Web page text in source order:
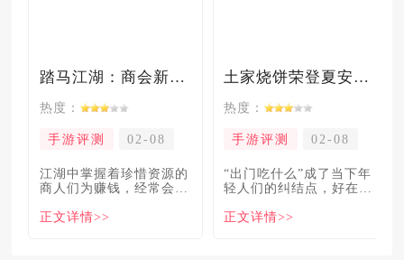
踏马江湖：商会新玩法坑惨奸商，拼多多砍一砍洗脑夏安！
热度：
手游评测 02-08
​江湖中掌握着珍惜资源的
商人们为赚钱，经常会让
倍，
正文详情>>
土家烧饼荣登夏安必吃榜？烧饼西施摇身成流量网红！
热度：
手游评测 02-08
“出门吃什么”成了当下年
轻人们的纠结点，好在美
解
正文详情>>